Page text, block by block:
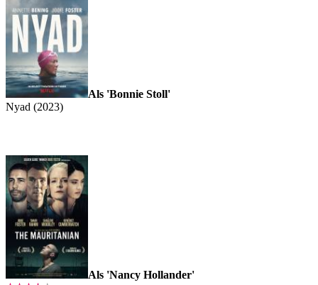
Als 'Bonnie Stoll'
Nyad (2023)
Als 'Nancy Hollander'